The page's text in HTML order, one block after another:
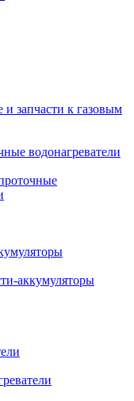
запчасти к газовым
водонагреватели
аккумуляторы